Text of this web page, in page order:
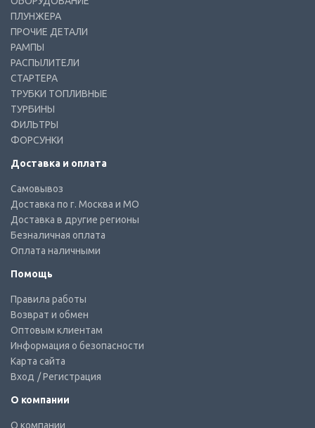
ПЛУНЖЕРА
ПРОЧИЕ ДЕТАЛИ
РАМПЫ
РАСПЫЛИТЕЛИ
СТАРТЕРА
ТРУБКИ ТОПЛИВНЫЕ
ТУРБИНЫ
ФИЛЬТРЫ
ФОРСУНКИ
Доставка и оплата
Самовывоз
Доставка по г. Москва и МО
Доставка в другие регионы
Безналичная оплата
Оплата наличными
Помощь
Правила работы
Возврат и обмен
Оптовым клиентам
Информация о безопасности
Карта сайта
Вход / Регистрация
О компании
О компании